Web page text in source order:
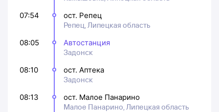
07:54
ост. Репец
Репец, Липецкая область
08:05
Автостанция
Задонск
08:10
ост. Аптека
Задонск
08:13
ост. Малое Панарино
Малое Панарино, Липецкая область